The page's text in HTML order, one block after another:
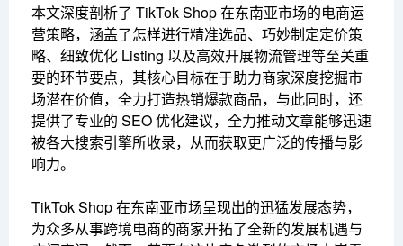
本文深度剖析了 TikTok Shop 在东南亚市场的电商运
营策略，涵盖了怎样进行精准选品、巧妙制定定价策
略、细致优化 Listing 以及高效开展物流管理等至关重
要的环节要点，其核心目标在于助力商家深度挖掘市
场潜在价值，全力打造热销爆款商品，与此同时，还
提供了专业的 SEO 优化建议，全力推动文章能够迅速
被各大搜索引擎所收录，从而获取更广泛的传播与影
响力。
TikTok Shop 在东南亚市场呈现出的迅猛发展态势，
为众多从事跨境电商的商家开拓了全新的发展机遇与